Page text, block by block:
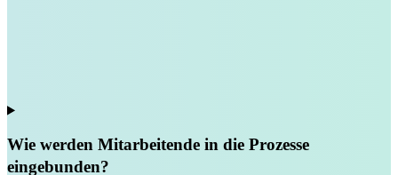
Wie werden Mitarbeitende in die Prozesse
eingebunden?